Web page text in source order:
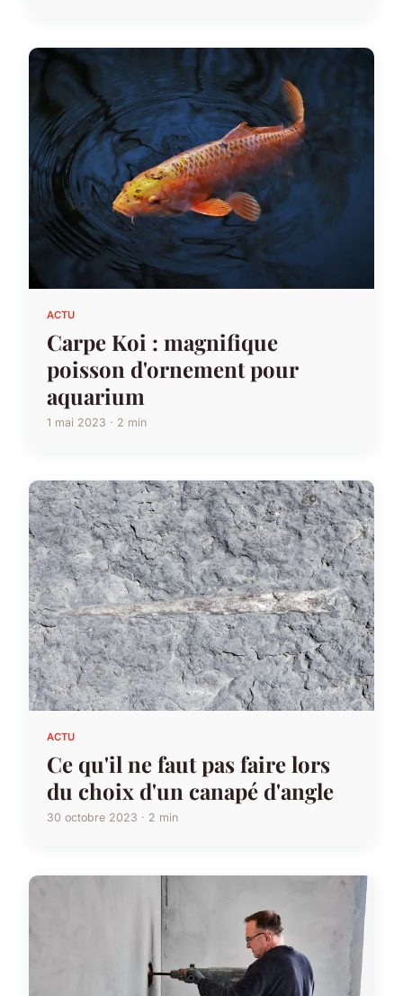
ACTU
Carpe Koi : magnifique
poisson d'ornement pour
aquarium
1 mai 2023 · 2 min
ACTU
Ce qu'il ne faut pas faire lors
du choix d'un canapé d'angle
30 octobre 2023 · 2 min